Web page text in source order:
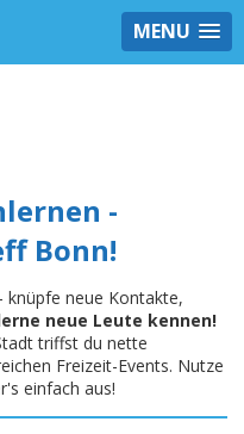
MENU
-
Bonn!
- knüpfe neue Kontakte,
neue Leute kennen!
triffst du nette
Freizeit-Events. Nutze
einfach aus!